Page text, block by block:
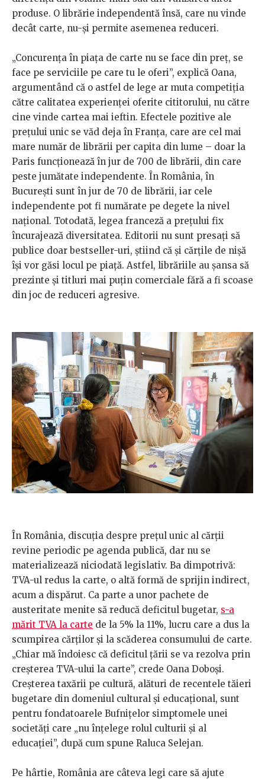
produse. O librărie independentă însă, care nu vinde
decât carte, nu-și permite asemenea reduceri.
„Concurența în piața de carte nu se face din preț, se
face pe serviciile pe care tu le oferi”, explică Oana,
argumentând că o astfel de lege ar muta competiția
către calitatea experienței oferite cititorului, nu către
cine vinde cartea mai ieftin. Efectele pozitive ale
prețului unic se văd deja în Franța, care are cel mai
mare număr de librării per capita din lume – doar la
Paris funcționează în jur de 700 de librării, din care
peste jumătate independente. În România, în
București sunt în jur de 70 de librării, iar cele
independente pot fi numărate pe degete la nivel
național. Totodată, legea franceză a prețului fix
încurajează diversitatea. Editorii nu sunt presați să
publice doar bestseller-uri, știind că și cărțile de nișă
își vor găsi locul pe piață. Astfel, librăriile au șansa să
prezinte și titluri mai puțin comerciale fără a fi scoase
din joc de reduceri agresive.
În România, discuția despre prețul unic al cărții
revine periodic pe agenda publică, dar nu se
materializează niciodată legislativ. Ba dimpotrivă:
TVA-ul redus la carte, o altă formă de sprijin indirect,
acum a dispărut. Ca parte a unor pachete de
austeritate menite să reducă deficitul bugetar, s-a
mărit TVA la carte de la 5% la 11%, lucru care a dus la
scumpirea cărților și la scăderea consumului de carte.
„Chiar mă îndoiesc că deficitul țării se va rezolva prin
creșterea TVA-ului la carte”, crede Oana Doboși.
Creșterea taxării pe cultură, alături de recentele tăieri
bugetare din domeniul cultural și educațional, sunt
pentru fondatoarele Bufnițelor simptomele unei
societăți care „nu înțelege rolul culturii și al
educației”, după cum spune Raluca Selejan.
Pe hârtie, România are câteva legi care să ajute